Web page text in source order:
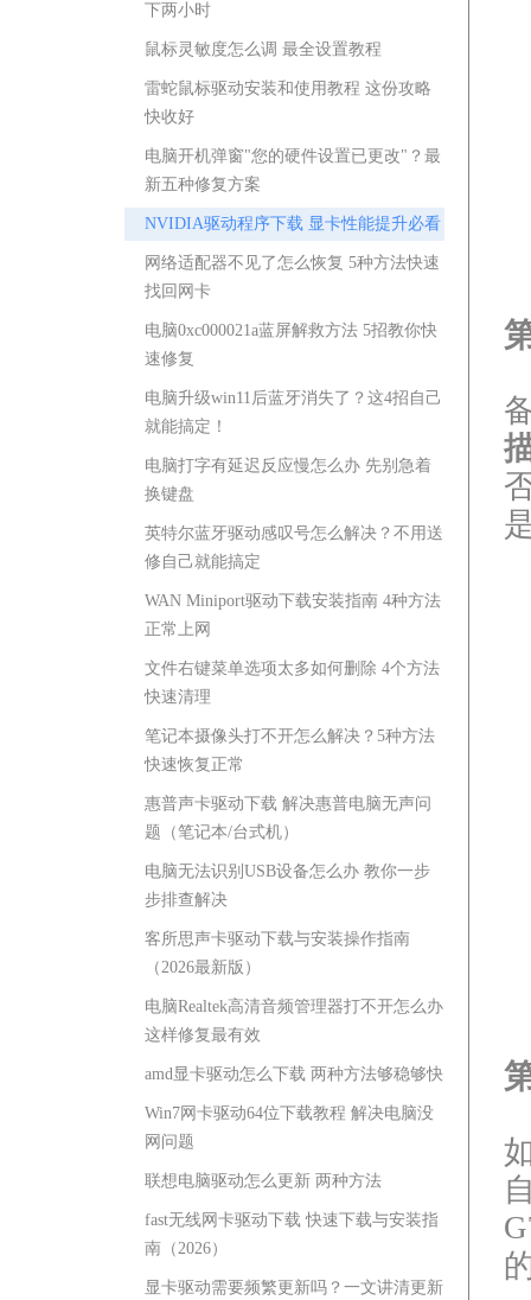
下两小时
鼠标灵敏度怎么调 最全设置教程
雷蛇鼠标驱动安装和使用教程 这份攻略
快收好
电脑开机弹窗"您的硬件设置已更改"？最
新五种修复方案
NVIDIA驱动程序下载 显卡性能提升必看
网络适配器不见了怎么恢复 5种方法快速
找回网卡
电脑0xc000021a蓝屏解救方法 5招教你快
速修复
电脑升级win11后蓝牙消失了？这4招自己
就能搞定！
电脑打字有延迟反应慢怎么办 先别急着
换键盘
英特尔蓝牙驱动感叹号怎么解决？不用送
修自己就能搞定
WAN Miniport驱动下载安装指南 4种方法
正常上网
文件右键菜单选项太多如何删除 4个方法
快速清理
笔记本摄像头打不开怎么解决？5种方法
快速恢复正常
惠普声卡驱动下载 解决惠普电脑无声问
题（笔记本/台式机）
电脑无法识别USB设备怎么办 教你一步
步排查解决
客所思声卡驱动下载与安装操作指南
（2026最新版）
电脑Realtek高清音频管理器打不开怎么办
这样修复最有效
amd显卡驱动怎么下载 两种方法够稳够快
Win7网卡驱动64位下载教程 解决电脑没
网问题
联想电脑驱动怎么更新 两种方法
fast无线网卡驱动下载 快速下载与安装指
南（2026）
显卡驱动需要频繁更新吗？一文讲清更新